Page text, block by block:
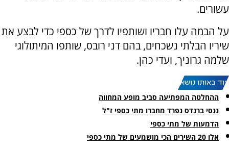
עשורים.
על הבמה עלו חבריו ושותפיו לדרך של כספי כדי לבצע את
שיריו הבלתי נשכחים, בהם דני רובס, שותפו המיתולוגי
שלמה גרוניך, ועדי כהן.
עוד באותו נושא:
ההחלטה המפתיעה סביב מופע המחווה
ננסי ברנדס נפרד מחברו מתי כספי ז"ל
הדמעות של מתי כספי
אלו 20 השירים הכי מושמעים של מתי כספי